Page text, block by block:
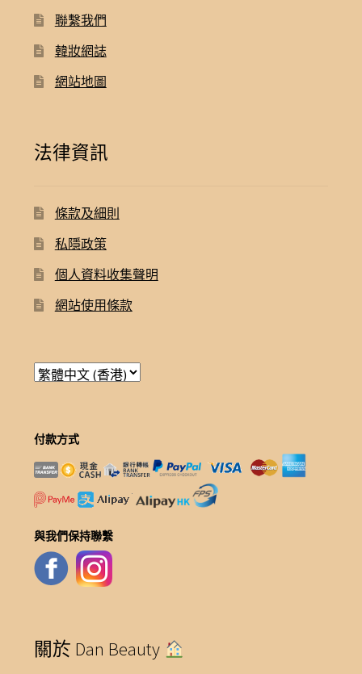
聯繫我們
韓妝網誌
網站地圖
法律資訊
條款及細則
私隱政策
個人資料收集聲明
網站使用條款
付款方式
與我們保持聯繫
關於 Dan Beauty